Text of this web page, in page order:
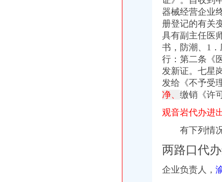
器械经营企业
册登记的有关
具有副主任医
书，防潮、1
行：第二条《
发新证。 七星
发给《不予受
净、 缴销《许
观音岩代办进
有下列情况
两路口代
企业负责人，